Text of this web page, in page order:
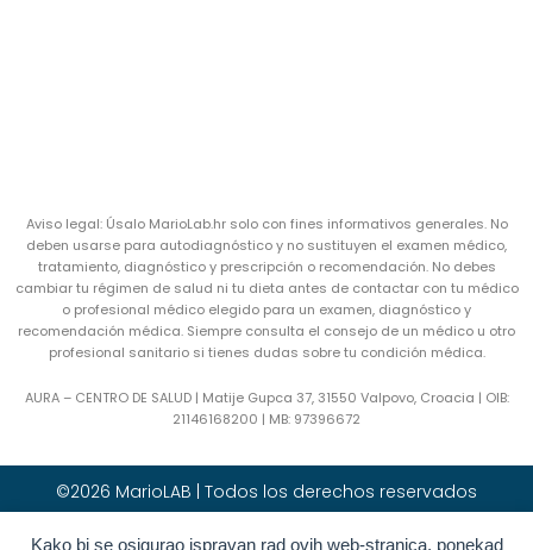
Kako bi se osigurao ispravan rad ovih web-stranica, ponekad
Aviso legal: Úsalo MarioLab.hr solo con fines informativos generales. No
deben usarse para autodiagnóstico y no sustituyen el examen médico,
tratamiento, diagnóstico y prescripción o recomendación. No debes
cambiar tu régimen de salud ni tu dieta antes de contactar con tu médico
o profesional médico elegido para un examen, diagnóstico y
recomendación médica. Siempre consulta el consejo de un médico u otro
profesional sanitario si tienes dudas sobre tu condición médica.
AURA – CENTRO DE SALUD | Matije Gupca 37, 31550 Valpovo, Croacia | OIB:
21146168200 | MB: 97396672
©2026 MarioLAB | Todos los derechos reservados
Hrvatski (Croata) English(Inglés)